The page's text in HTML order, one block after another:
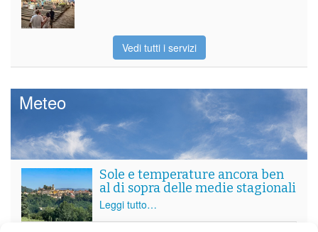
Vedi tutti i servizi
Meteo
Sole e temperature ancora ben
al di sopra delle medie stagionali
Leggi tutto…